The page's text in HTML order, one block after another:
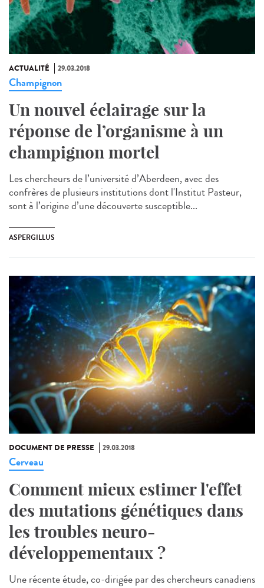
ACTUALITÉ 29.03.2018
Champignon
Un nouvel éclairage sur la
réponse de l’organisme à un
champignon mortel
Les chercheurs de l’université d’Aberdeen, avec des
confrères de plusieurs institutions dont l'Institut Pasteur,
sont à l’origine d’une découverte susceptible...
ASPERGILLUS
DOCUMENT DE PRESSE 29.03.2018
Cerveau
Comment mieux estimer l'effet
des mutations génétiques dans
les troubles neuro-
développementaux ?
Une récente étude, co-dirigée par des chercheurs canadiens